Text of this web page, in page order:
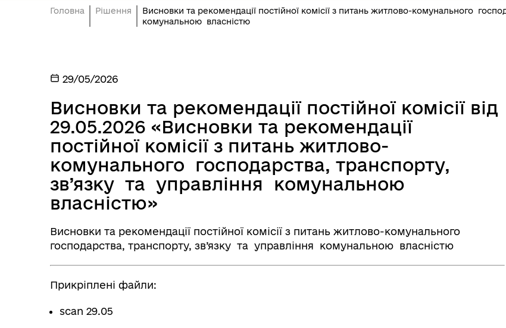
Асоціація міст України Одеська обласна рада Верховна Рада
Державна
Головна Рішення
Висновки та рекомендації постійної комісії з питань житлово-комунального
комунальною власністю
29/05/2026
Висновки та рекомендації постійної комісії від
29.05.2026 «Висновки та рекомендації
постійної комісії з питань житлово-
комунального господарства, транспорту,
зв’язку та управління комунальною
власністю»
Висновки та рекомендації постійної комісії з питань житлово-комунального
господарства, транспорту, зв’язку та управління комунальною власністю
Прикріплені файли:
scan 29.05